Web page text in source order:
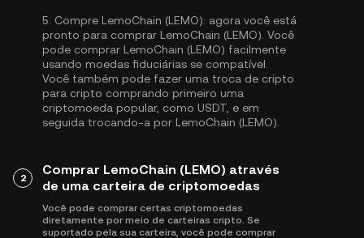
5. Compre LemoChain (LEMO): agora você está
pronto para comprar LemoChain (LEMO). Você
pode comprar LemoChain (LEMO) facilmente
usando moedas fiduciárias se compatível.
Você também pode fazer uma troca de cripto
para cripto comprando primeiro uma
criptomoeda popular, como USDT , e em
seguida trocando-a por LemoChain (LEMO).
2
Comprar LemoChain (LEMO) através
de uma carteira de criptomoedas
Você pode comprar certas criptomoedas
diretamente por meio de carteiras cripto. Se
suportado pela sua carteira, você pode comprar